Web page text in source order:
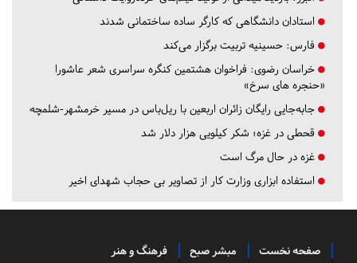
استادان دانشگاهی که کارگر ساده ساختمانی شدند
فارس: حسینیه تربیت برگزار می‌کند
خراسان رضوی: فراخوان هشتمین کنگره سراسری شعر عاشورا
«حنجره های سرخ»
جابه‌جایی رایگان زائران اربعین با ریل‌باس در مسیر خرمشهر-شلمچه
قحطی در غزه؛ شکر کیلویی هزار دلار شد
غزه در حال مرگ است
استفاده ابزاری وزارت کار از تصاویر بی حجاب شهدای اخیر
صفحه نخست مبشر صبح فرهنگ و هنر